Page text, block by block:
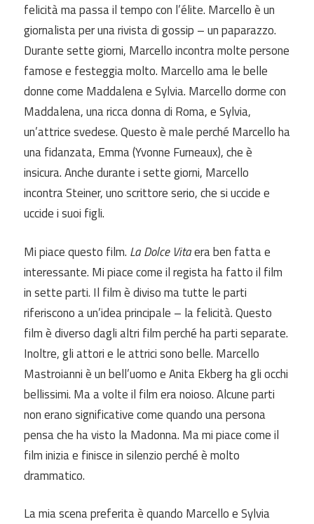
felicità ma passa il tempo con l’élite. Marcello è un
giornalista per una rivista di gossip – un paparazzo.
Durante sette giorni, Marcello incontra molte persone
famose e festeggia molto. Marcello ama le belle
donne come Maddalena e Sylvia. Marcello dorme con
Maddalena, una ricca donna di Roma, e Sylvia,
un’attrice svedese. Questo è male perché Marcello ha
una fidanzata, Emma (Yvonne Furneaux), che è
insicura. Anche durante i sette giorni, Marcello
incontra Steiner, uno scrittore serio, che si uccide e
uccide i suoi figli.
Mi piace questo film. La Dolce Vitaera ben fatta e
interessante. Mi piace come il regista ha fatto il film
in sette parti. Il film è diviso ma tutte le parti
riferiscono a un’idea principale – la felicità. Questo
film è diverso dagli altri film perché ha parti separate.
Inoltre, gli attori e le attrici sono belle. Marcello
Mastroianni è un bell’uomo e Anita Ekberg ha gli occhi
bellissimi. Ma a volte il film era noioso. Alcune parti
non erano significative come quando una persona
pensa che ha visto la Madonna. Ma mi piace come il
film inizia e finisce in silenzio perché è molto
drammatico.
La mia scena preferita è quando Marcello e Sylvia